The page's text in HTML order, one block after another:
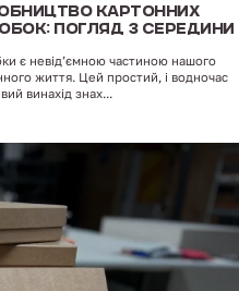
КАРТОННИХ
ПОГЛЯД З СЕРЕДИНИ
є невід’ємною частиною нашого
життя. Цей простий, і водночас
винахід знах...